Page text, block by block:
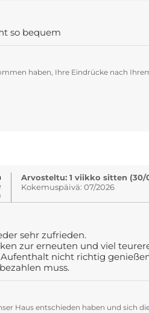
so bequem
haben, Ihre Eindrücke nach
Arvosteltu: 1 viikko sitten (30/
Kokemuspäivä: 07/2026
sehr zufrieden.
zur erneuten und viel
nicht richtig
muss.
Haus entschieden haben und sich